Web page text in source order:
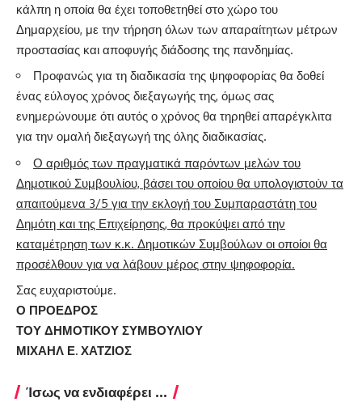
κάλπη η οποία θα έχει τοποθετηθεί στο χώρο του
Δημαρχείου, με την τήρηση όλων των απαραίτητων μέτρων
προστασίας και αποφυγής διάδοσης της πανδημίας.
Προφανώς για τη διαδικασία της ψηφοφορίας θα δοθεί
ένας εύλογος χρόνος διεξαγωγής της, όμως σας
ενημερώνουμε ότι αυτός ο χρόνος θα τηρηθεί απαρέγκλιτα
για την ομαλή διεξαγωγή της όλης διαδικασίας.
Ο αριθμός των πραγματικά παρόντων μελών του
Δημοτικού Συμβουλίου, βάσει του οποίου θα υπολογιστούν τα
απαιτούμενα 3/5 για την εκλογή του Συμπαραστάτη του
Δημότη και της Επιχείρησης, θα προκύψει από την
καταμέτρηση των κ.κ. Δημοτικών Συμβούλων οι οποίοι θα
προσέλθουν για να λάβουν μέρος στην ψηφοφορία.
Σας ευχαριστούμε.
Ο ΠΡΟΕΔΡΟΣ
ΤΟΥ ΔΗΜΟΤΙΚΟΥ ΣΥΜΒΟΥΛΙΟΥ
ΜΙΧΑΗΛ Ε. ΧΑΤΖΙΟΣ
Ίσως να ενδιαφέρει ...